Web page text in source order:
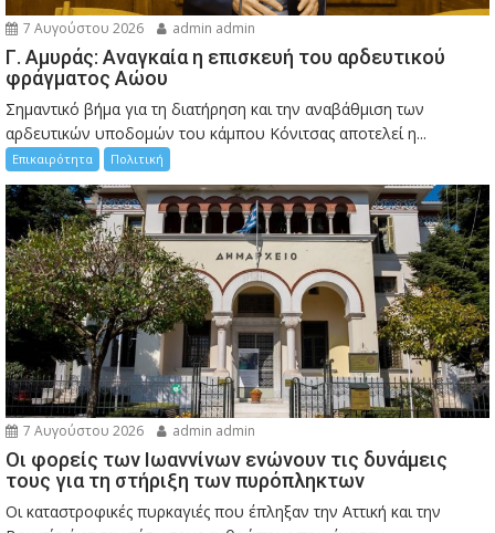
7 Αυγούστου 2026 admin admin
Γ. Αμυράς: Αναγκαία η επισκευή του αρδευτικού
φράγματος Αώου
Σημαντικό βήμα για τη διατήρηση και την αναβάθμιση των
αρδευτικών υποδομών του κάμπου Κόνιτσας αποτελεί η...
Επικαιρότητα Πολιτική
7 Αυγούστου 2026 admin admin
Οι φορείς των Ιωαννίνων ενώνουν τις δυνάμεις
τους για τη στήριξη των πυρόπληκτων
Οι καταστροφικές πυρκαγιές που έπληξαν την Αττική και την